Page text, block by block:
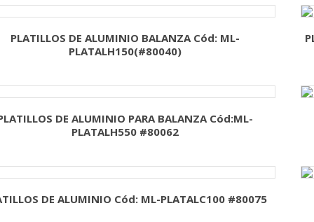
PLATILLOS DE ALUMINIO BALANZA Cód: ML-
PLATALH150(#80040)
DE ALUMINIO PARA BALANZA Cód:ML-
PLATALH550 #80062
DE ALUMINIO Cód: ML-PLATALC100 #80075